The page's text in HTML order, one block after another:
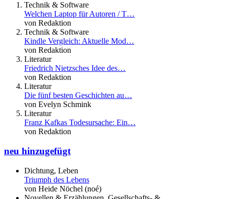
Technik & Software
Welchen Laptop für Autoren / T…
von Redaktion
Technik & Software
Kindle Vergleich: Aktuelle Mod…
von Redaktion
Literatur
Friedrich Nietzsches Idee des…
von Redaktion
Literatur
Die fünf besten Geschichten au…
von Evelyn Schmink
Literatur
Franz Kafkas Todesursache: Ein…
von Redaktion
neu hinzugefügt
Dichtung, Leben
Triumph des Lebens
von Heide Nöchel (noé)